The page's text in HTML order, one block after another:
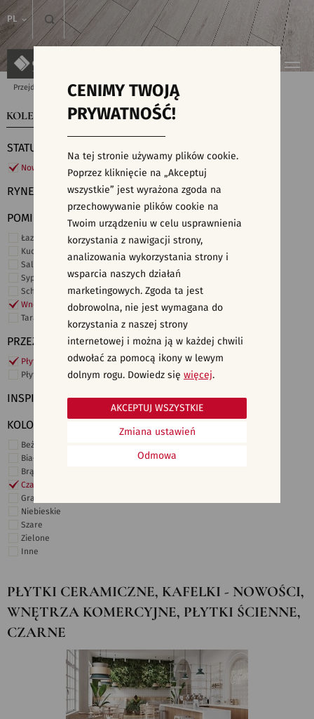
PL
Przejdź do strony głównej Kolekcje
KOLEKCJE WYSZUKIWARKA PŁYTEK
STATUS
Nowości
RYNEK
POMIESZCZENIE
Łazienka
Kuchnia
Salon i hol
Sypialnia
Schody
Wnętrza komercyjne
Taras i ogród
PRZEZNACZENIE
Płytki ścienne
Płytki podłogowe
INSPIRACJE
KOLORY
Beżowe
Białe
Brązowe
Czarne
Grafitowe
Niebieskie
Szare
Zielone
Inne
PŁYTKI CERAMICZNE, KAFELKI - NOWOŚCI,
WNĘTRZA KOMERCYJNE, PŁYTKI ŚCIENNE,
CZARNE
CENIMY TWOJĄ
PRYWATNOŚĆ!
Na tej stronie używamy plików cookie.
Poprzez kliknięcie na „Akceptuj
wszystkie” jest wyrażona zgoda na
przechowywanie plików cookie na
Twoim urządzeniu w celu usprawnienia
korzystania z nawigacji strony,
analizowania wykorzystania strony i
wsparcia naszych działań
marketingowych. Zgoda ta jest
dobrowolna, nie jest wymagana do
korzystania z naszej strony
internetowej i można ją w każdej chwili
odwołać za pomocą ikony w lewym
dolnym rogu. Dowiedz się więcej.
Odmowa
Zmiana ustawień
AKCEPTUJ WSZYSTKIE